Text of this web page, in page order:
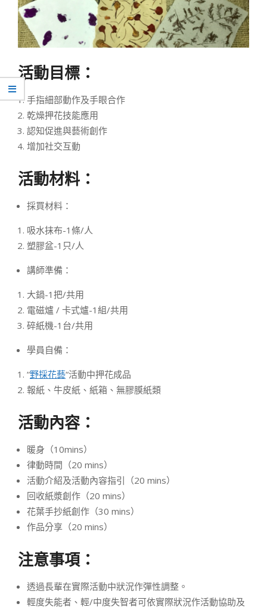
活動目標：
手指細部動作及手眼合作
乾燥押花技能應用
認知促進與藝術創作
增加社交互動
活動材料：
採買材料：
吸水抹布-1條/人
塑膠盆-1只/人
講師準備：
大鍋-1把/共用
電磁爐 / 卡式爐-1組/共用
碎紙機-1台/共用
學員自備：
“野採花藝“活動中押花成品
報紙、牛皮紙、紙箱、無膠膜紙類
活動內容：
暖身（10mins）
律動時間（20 mins）
活動介紹及活動內容指引（20 mins）
回收紙漿創作（20 mins）
花葉手抄紙創作（30 mins）
作品分享（20 mins）
注意事項：
透過長輩在實際活動中狀況作彈性調整。
輕度失能者、輕/中度失智者可依實際狀況作活動協助及